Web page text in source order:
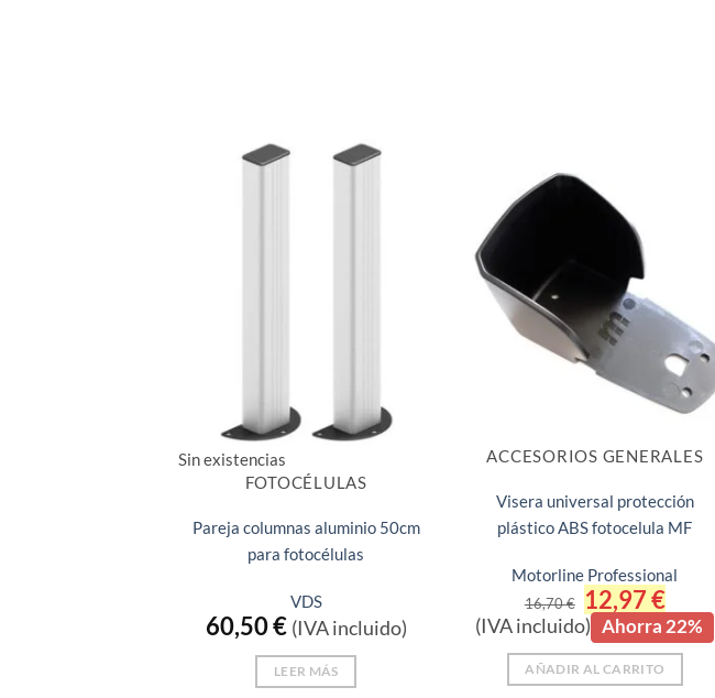
Sin existencias
FOTOCÉLULAS
Pareja columnas aluminio 50cm
para fotocélulas
VDS
60,50€ (IVA incluido)
LEER MÁS
ACCESORIOS GENERALES
Visera universal protección
plástico ABS fotocelula MF
Motorline Professional
16,70€
El
precio
original
era:
16,70 €.
12,97€El
precio
actual
es:
12,97 €.
(IVA incluido) Ahorra 22%
AÑADIR AL CARRITO